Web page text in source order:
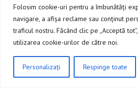
Folosim cookie-uri pentru a îmbunătăți
navigare, a afișa reclame sau conținut
traficul nostru. Făcând clic pe „Acceptă
utilizarea cookie-urilor de către noi.
Personalizați Respinge toate
Constructii și bricolaj
Construcții și design exterior
Construcții și design interior
Constructii si finisaje
CONSTRUCȚII ȘI ÎMBUNĂTĂȚIRI DOMESTICE
CLICK AICI PENTRU A